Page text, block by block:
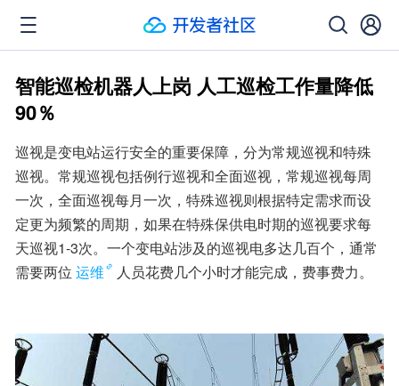
智能巡检机器人上岗 人工巡检工作量降低
90％
巡视是变电站运行安全的重要保障，分为常规巡视和特殊
巡视。常规巡视包括例行巡视和全面巡视，常规巡视每周
一次，全面巡视每月一次，特殊巡视则根据特定需求而设
定更为频繁的周期，如果在特殊保供电时期的巡视要求每
天巡视1-3次。一个变电站涉及的巡视电多达几百个，通常
需要两位 运维 人员花费几个小时才能完成，费事费力。